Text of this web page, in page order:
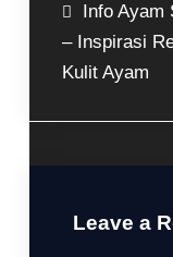
Info Ayam
– Inspirasi
Kulit Ayam
Leave a